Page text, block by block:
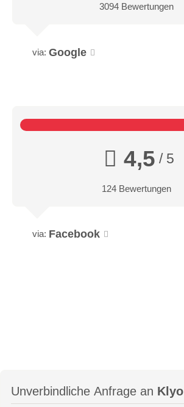
3094 Bewertungen
via: Google
4,5 / 5
124 Bewertungen
via: Facebook
Unverbindliche Anfrage an Klyo